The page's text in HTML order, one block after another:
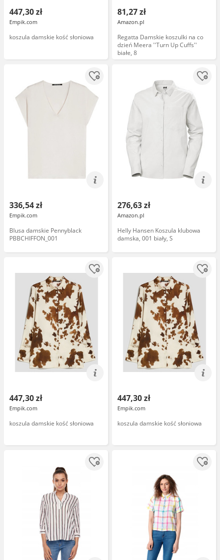
447,30 zł
Empik.com
koszula damskie kość słoniowa
81,27 zł
Amazon.pl
Regatta Damskie koszulki na co
dzień Meera ''Turn Up Cuffs''
białe, 8
336,54 zł
Empik.com
Blusa damskie Pennyblack
PBBCHIFFON_001
276,63 zł
Amazon.pl
Helly Hansen Koszula klubowa
damska, 001 biały, S
447,30 zł
Empik.com
koszula damskie kość słoniowa
447,30 zł
Empik.com
koszula damskie kość słoniowa